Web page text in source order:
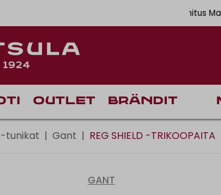
Ilmainen toimitus
Outlet Brändit
tunikat | Gant | REG SHIELD -TRIKOOPAITA
GANT